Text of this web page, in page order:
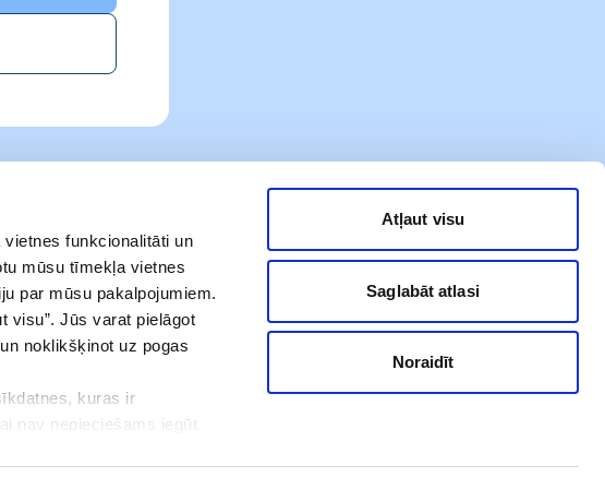
funkcionalitāti un
mūsu tīmekļa vietnes
par mūsu pakalpojumiem.
visu”. Jūs varat pielāgot
noklikšķinot uz pogas
kuras ir
nav nepieciešams iegūt
Atļaut visu
Saglabāt atlasi
Noraidīt
iela 23